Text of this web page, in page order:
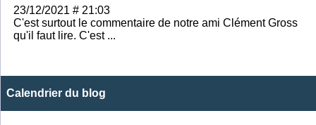
23/12/2021 # 21:03
C'est surtout le commentaire de notre ami Clément Gross
qu'il faut lire. C'est ...
Calendrier du blog